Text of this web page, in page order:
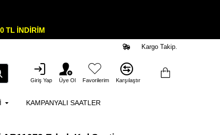
TL İNDİRİM
Kargo Takip.
Giriş Yap Üye Ol Favorilerim Karşılaştır
KAMPANYALI SAATLER